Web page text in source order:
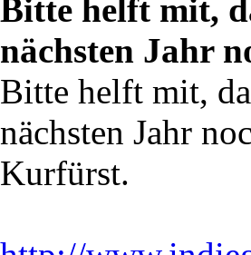
Bitte helft mit,
nächsten Jahr
Bitte helft mit,
nächsten Jahr
Kurfürst.